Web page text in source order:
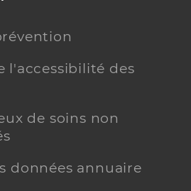
l'accessibilité des
de soins non
données annuaire